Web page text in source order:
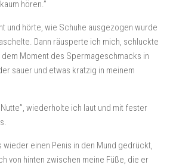
hören.”
und hörte, wie Schuhe ausgezogen wurde
Dann räusperte ich mich, schluckte
Moment des Spermageschmacks in
sauer und etwas kratzig in meinem
wiederholte ich laut und mit fester
einen Penis in den Mund gedrückt,
von hinten zwischen meine Füße, die er